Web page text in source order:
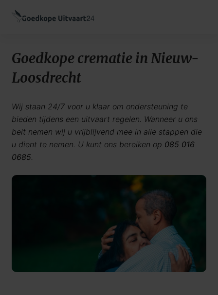
Goedkope crematie in Nieuw-
Loosdrecht
Wij staan 24/7 voor u klaar om ondersteuning te
bieden tijdens een uitvaart regelen. Wanneer u ons
belt nemen wij u vrijblijvend mee in alle stappen die
u dient te nemen. U kunt ons bereiken op 085 016
0685.